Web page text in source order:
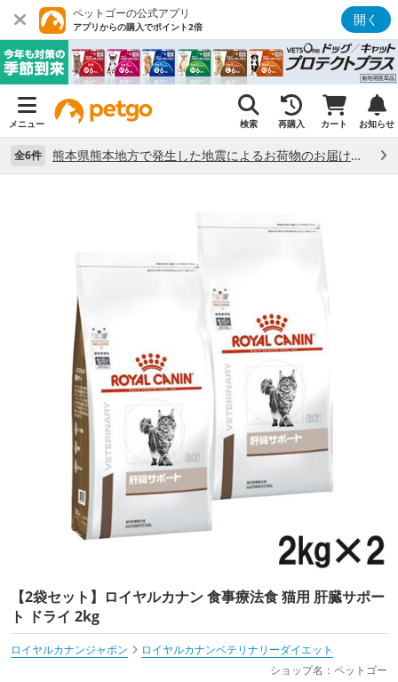
ペットゴーの公式アプリ
アプリからの購入でポイント2倍 開く
メニュー 検索 再購入 カート お知らせ
全6件 熊本県熊本地方で発生した地震によるお荷物のお届け状況について （7/28）
【2袋セット】ロイヤルカナン 食事療法食 猫用 肝臓サポー
ト ドライ 2kg
ロイヤルカナンジャポン
ロイヤルカナンベテリナリーダイエット
ショップ名：ペットゴー